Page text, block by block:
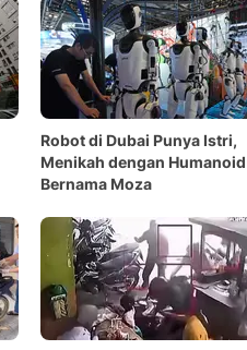
Robot di Dubai Punya Istri,
Menikah dengan Humanoid
Bernama Moza